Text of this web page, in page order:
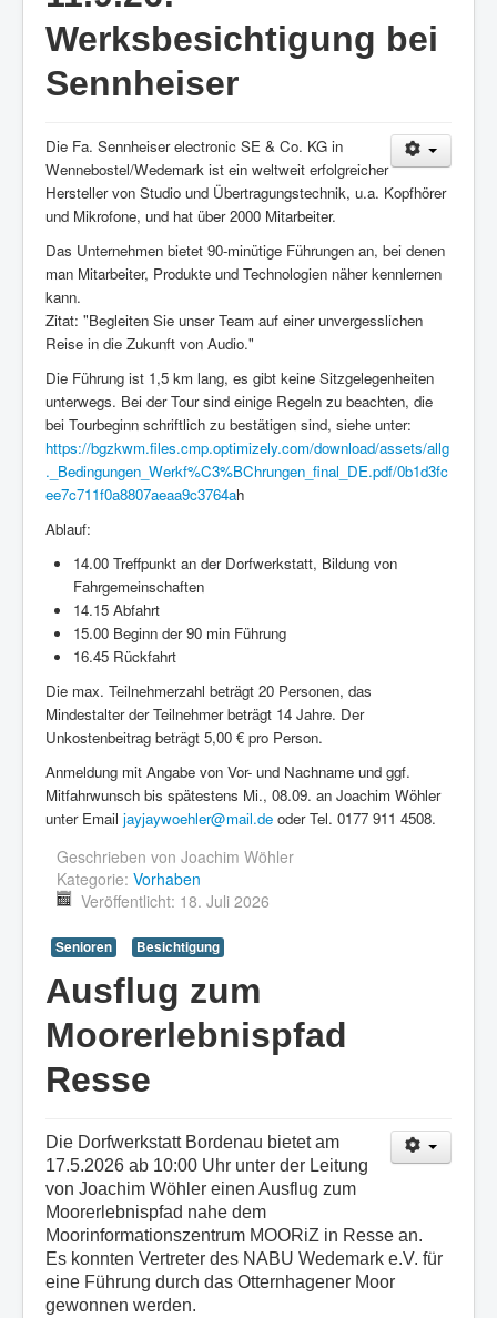
Presse
Werksbesichtigung bei
Sennheiser
Die Fa. Sennheiser electronic SE & Co. KG in
Wennebostel/Wedemark ist ein weltweit erfolgreicher
Hersteller von Studio und Übertragungstechnik, u.a. Kopfhörer
und Mikrofone, und hat über 2000 Mitarbeiter.
Das Unternehmen bietet 90-minütige Führungen an, bei denen
man Mitarbeiter, Produkte und Technologien näher kennlernen
kann.
Zitat: "Begleiten Sie unser Team auf einer unvergesslichen
Reise in die Zukunft von Audio."
Die Führung ist 1,5 km lang, es gibt keine Sitzgelegenheiten
unterwegs. Bei der Tour sind einige Regeln zu beachten, die
bei Tourbeginn schriftlich zu bestätigen sind, siehe unter:
https://bgzkwm.files.cmp.optimizely.com/download/assets/allg
._Bedingungen_Werkf%C3%BChrungen_final_DE.pdf/0b1d3fc
ee7c711f0a8807aeaa9c3764ah
Ablauf:
14.00 Treffpunkt an der Dorfwerkstatt, Bildung von
Fahrgemeinschaften
14.15 Abfahrt
15.00 Beginn der 90 min Führung
16.45 Rückfahrt
Die max. Teilnehmerzahl beträgt 20 Personen, das
Mindestalter der Teilnehmer beträgt 14 Jahre. Der
Unkostenbeitrag beträgt 5,00 € pro Person.
Anmeldung mit Angabe von Vor- und Nachname und ggf.
Mitfahrwunsch bis spätestens Mi., 08.09. an Joachim Wöhler
unter Email jayjaywoehler@mail.de oder Tel. 0177 911 4508.
Geschrieben von Joachim Wöhler
Kategorie: Vorhaben
Veröffentlicht: 18. Juli 2026
Senioren Besichtigung
Ausflug zum
Moorerlebnispfad
Resse
Die Dorfwerkstatt Bordenau bietet am
17.5.2026 ab 10:00 Uhr unter der Leitung
von Joachim Wöhler einen Ausflug zum
Moorerlebnispfad nahe dem
Moorinformationszentrum MOORiZ in Resse an.
Es konnten Vertreter des NABU Wedemark e.V. für
eine Führung durch das Otternhagener Moor
gewonnen werden.